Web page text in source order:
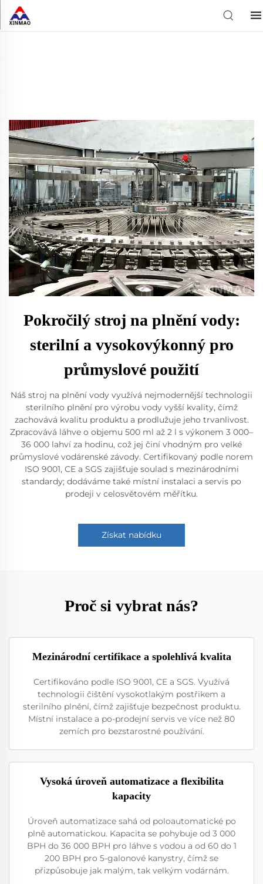
Pokročilý stroj na plnění vody:
sterilní a vysokovýkonný pro
průmyslové použití
Náš stroj na plnění vody využívá nejmodernější technologii
sterilního plnění pro výrobu vody vyšší kvality, čímž
zachovává kvalitu produktu a prodlužuje jeho trvanlivost.
Zpracovává láhve o objemu 500 ml až 2 l s výkonem 3 000–
36 000 lahví za hodinu, což jej činí vhodným pro velké
průmyslové vodárenské závody. Certifikovaný podle norem
ISO 9001, CE a SGS zajišťuje soulad s mezinárodními
standardy; dodáváme také místní instalaci a servis po
prodeji v celosvětovém měřítku.
Získat nabídku
Proč si vybrat nás?
Mezinárodní certifikace a spolehlivá kvalita
Certifikováno podle ISO 9001, CE a SGS. Využívá
technologii čištění vysokotlakým postřikem a
sterilního plnění, čímž zajišťuje bezpečnost produktu.
Místní instalace a po-prodejní servis ve více než 80
zemích pro bezstarostné používání.
Vysoká úroveň automatizace a flexibilita
kapacity
Úroveň automatizace sahá od poloautomatické po
plně automatickou. Kapacita se pohybuje od 3 000
BPH do 36 000 BPH pro láhve s vodou a od 60 do 1
200 BPH pro 5-galonové kanystry, čímž se
přizpůsobuje jak malým, tak velkým vodárnám.